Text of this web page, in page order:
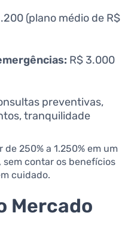
(plano médio de R$
R$ 3.000
preventivas,
tranquilidade
250% a 1.250% em um
contar os benefícios
cuidado.
Mercado